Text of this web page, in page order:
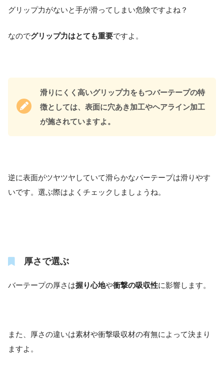
グリップ力がないと手が滑ってしまい危険ですよね？
なのでグリップ力はとても重要ですよ。
滑りにくく高いグリップ力をもつバーテープの特
徴としては、表面に穴あき加工やヘアライン加工
が施されていますよ。
逆に表面がツヤツヤしていて滑らかなバーテープは滑りやす
いです。選ぶ際はよくチェックしましょうね。
厚さで選ぶ
バーテープの厚さは握り心地や衝撃の吸収性に影響します。
また、厚さの違いは素材や衝撃吸収材の有無によって決まり
ますよ。